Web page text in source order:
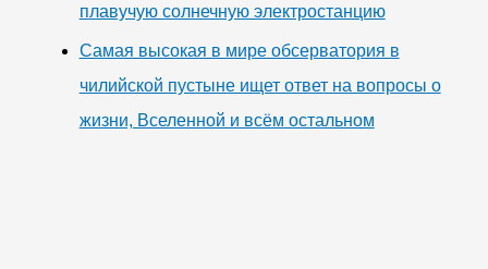
плавучую солнечную электростанцию
Самая высокая в мире обсерватория в
чилийской пустыне ищет ответ на вопросы о
жизни, Вселенной и всём остальном